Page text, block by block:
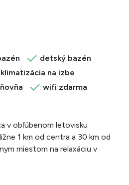
detský bazén
klimatizácia na izbe
wifi zdarma
v obľúbenom letovisku
1 km od centra a 30 km od
miestom na relaxáciu v